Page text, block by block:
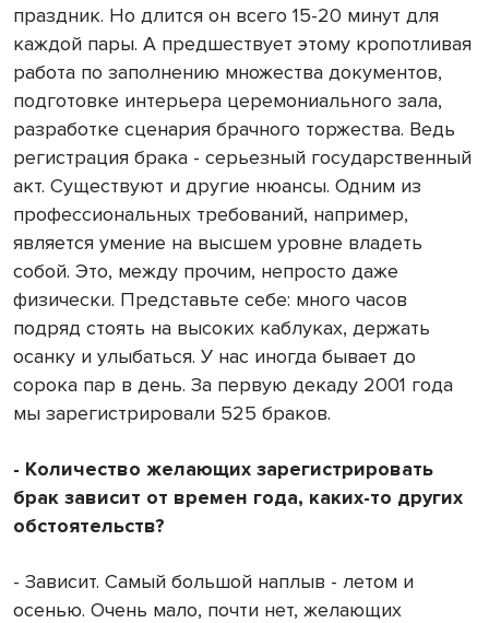
праздник. Но длится он всего 15-20 минут для
каждой пары. А предшествует этому кропотливая
работа по заполнению множества документов,
подготовке интерьера церемониального зала,
разработке сценария брачного торжества. Ведь
регистрация брака - серьезный государственный
акт. Существуют и другие нюансы. Одним из
профессиональных требований, например,
является умение на высшем уровне владеть
собой. Это, между прочим, непросто даже
физически. Представьте себе: много часов
подряд стоять на высоких каблуках, держать
осанку и улыбаться. У нас иногда бывает до
сорока пар в день. За первую декаду 2001 года
мы зарегистрировали 525 браков.
- Количество желающих зарегистрировать
брак зависит от времен года, каких-то других
обстоятельств?
- Зависит. Самый большой наплыв - летом и
осенью. Очень мало, почти нет, желающих